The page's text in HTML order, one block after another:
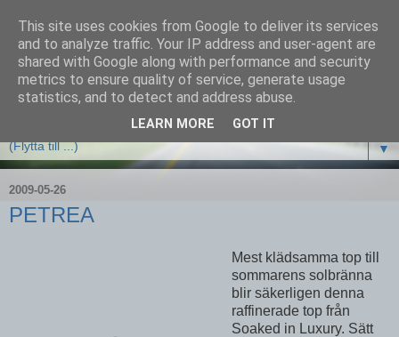
▼
2009-05-26
PETREA
Mest klädsamma top till
sommarens solbränna
blir säkerligen denna
raffinerade top från
Soaked in Luxury. Sätt
This site uses cookies from Google to deliver its services
and to analyze traffic. Your IP address and user-agent are
shared with Google along with performance and security
metrics to ensure quality of service, generate usage
statistics, and to detect and address abuse.
LEARN MORE GOT IT